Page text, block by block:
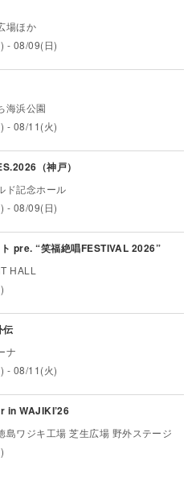
場ほか
- 08/09(日)
海浜公園
- 08/11(火)
（神戸）
ド記念ホール
- 08/09(日)
pre. “笑福絶唱FESTIVAL 2026”
HALL
ナ
- 08/11(火)
in WAJIKI’26
島ワジキ工場 芝生広場 野外ステージ